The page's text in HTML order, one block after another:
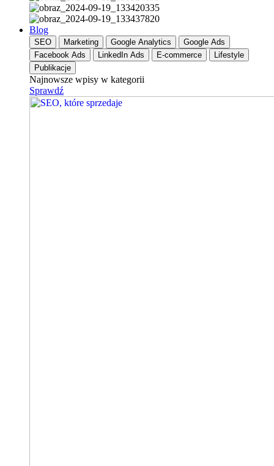
Blog
SEO Marketing Google Analytics
Google Ads
Facebook Ads
LinkedIn Ads E-commerce
Lifestyle
Publikacje
Najnowsze wpisy w kategorii
Sprawdź